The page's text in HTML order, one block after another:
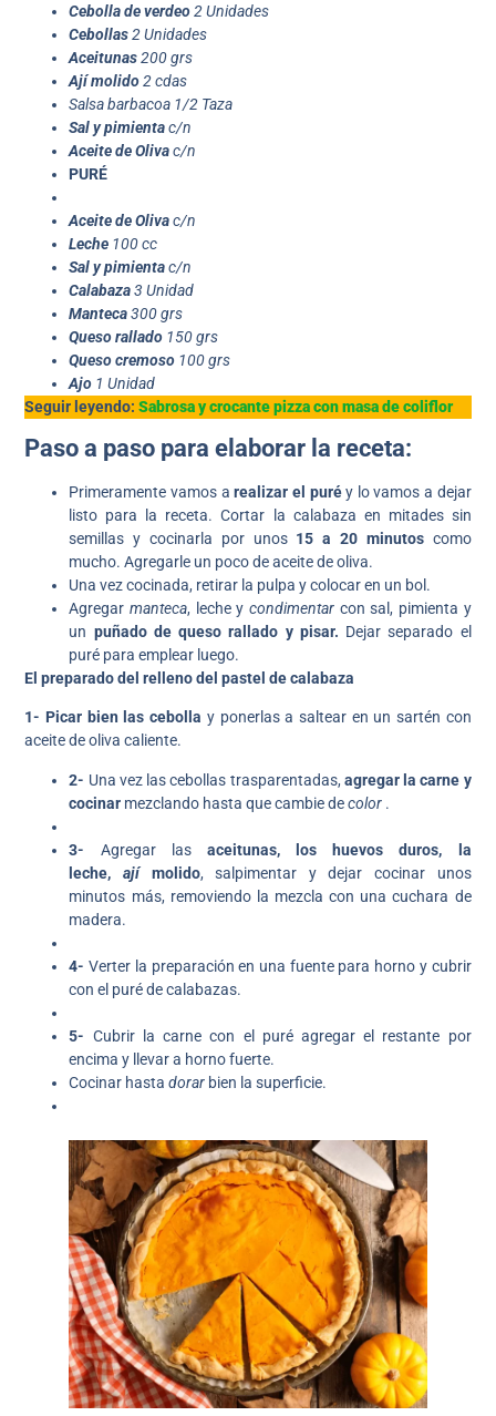
Cebolla de verdeo2 Unidades
Cebollas2 Unidades
Aceitunas200 grs
Ají molido2 cdas
Salsa barbacoa 1/2 Taza
Sal y pimientac/n
Aceite de Olivac/n
PURÉ
Aceite de Olivac/n
Leche 100 cc
Sal y pimientac/n
Calabaza3 Unidad
Manteca300 grs
Queso rallado 150 grs
Queso cremoso 100 grs
Ajo 1 Unidad
Seguir leyendo:Sabrosa y crocante pizza con masa de coliflor
Paso a paso para elaborar la receta:
Primeramente vamos a realizar el puréy lo vamos a dejar
listo para la receta. Cortar la calabaza en mitades sin
semillas y cocinarla por unos 15 a 20 minutoscomo
mucho. Agregarle un poco de aceite de oliva.
Una vez cocinada, retirar la pulpa y colocar en un bol.
Agregarmanteca, leche ycondimentar con sal, pimienta y
un puñado de queso rallado y pisar. Dejar separado el
puré para emplear luego.
El preparado del relleno del pastel de calabaza
1- Picar bien las cebolla y ponerlas a saltear en un sartén con
aceite de oliva caliente.
2- Una vez las cebollas trasparentadas, agregar la carne y
cocinar mezclando hasta que cambie decolor .
3- Agregar las aceitunas, los huevos duros, la
leche, ajímolido, salpimentar y dejar cocinar unos
minutos más, removiendo la mezcla con una cuchara de
madera.
4- Verter la preparación en una fuente para horno y cubrir
con el puré de calabazas.
5- Cubrir la carne con el puré agregar el restante por
encima y llevar a horno fuerte.
Cocinar hastadorar bien la superficie.